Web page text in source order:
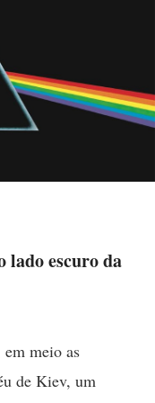
lado escuro da
meio as
de Kiev, um